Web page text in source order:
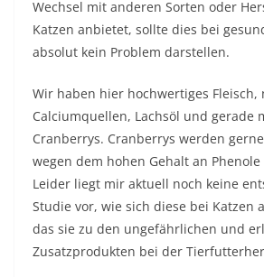
Wechsel mit anderen Sorten oder
Katzen anbietet, sollte dies bei
absolut kein Problem darstellen.
Wir haben hier hochwertiges Fleisch,
Calciumquellen, Lachsöl und gerade
Cranberrys. Cranberrys werden
wegen dem hohen Gehalt an
Leider liegt mir aktuell noch keine
Studie vor, wie sich diese bei Katzen
das sie zu den ungefährlichen und
Zusatzprodukten bei der